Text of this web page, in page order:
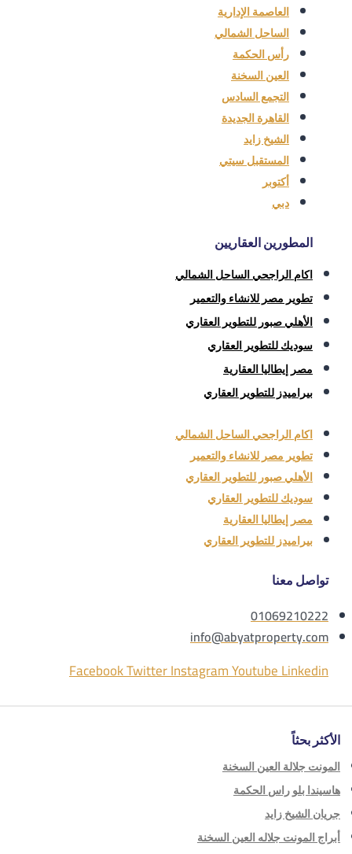
العاصمة الإدارية
الساحل الشمالي
رأس الحكمة
العين السخنة
التجمع السادس
القاهرة الجديدة
الشيخ زايد
المستقبل سيتي
أكتوبر
دبي
المطورين العقاريين
اكام الراجحي الساحل الشمالي
تطوير مصر للانشاء والتعمير
الأهلي صبور للتطوير العقاري
سوديك للتطوير العقاري
مصر إيطاليا العقارية
بيراميدز للتطوير العقاري
اكام الراجحي الساحل الشمالي
تطوير مصر للانشاء والتعمير
الأهلي صبور للتطوير العقاري
سوديك للتطوير العقاري
مصر إيطاليا العقارية
بيراميدز للتطوير العقاري
تواصل معنا
01069210222
info@abyatproperty.com
FacebookTwitterInstagramYoutubeLinkedin
الأكثر بحثاً
المونت جلالة العين السخنة
هاسيندا بلو راس الحكمة
جريان الشيخ زايد
أبراج المونت جلاله العين السخنة